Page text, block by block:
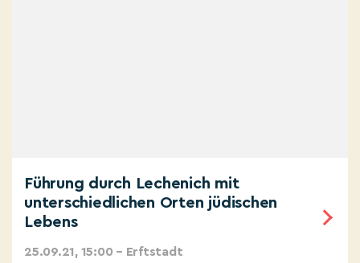
Führung durch Lechenich mit
unterschiedlichen Orten jüdischen
Lebens
25.09.21, 15:00 – Erftstadt